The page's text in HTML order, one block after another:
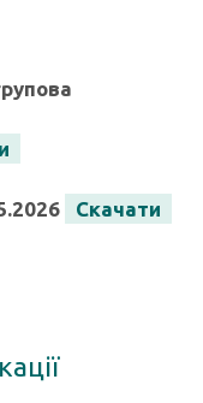
Скачати